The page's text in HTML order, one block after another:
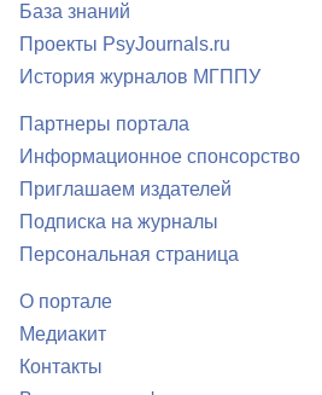
База знаний
Проекты PsyJournals.ru
История журналов МГППУ
Партнеры портала
Информационное спонсорство
Приглашаем издателей
Подписка на журналы
Персональная страница
О портале
Медиакит
Контакты